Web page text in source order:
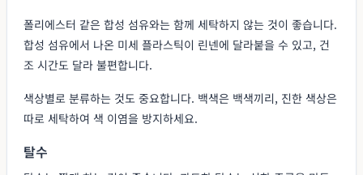
폴리에스터 같은 합성 섬유와는 함께 세탁하지 않는 것이 좋습니다.
합성 섬유에서 나온 미세 플라스틱이 린넨에 달라붙을 수 있고, 건
조 시간도 달라 불편합니다.
색상별로 분류하는 것도 중요합니다. 백색은 백색끼리, 진한 색상은
따로 세탁하여 색 이염을 방지하세요.
탈수